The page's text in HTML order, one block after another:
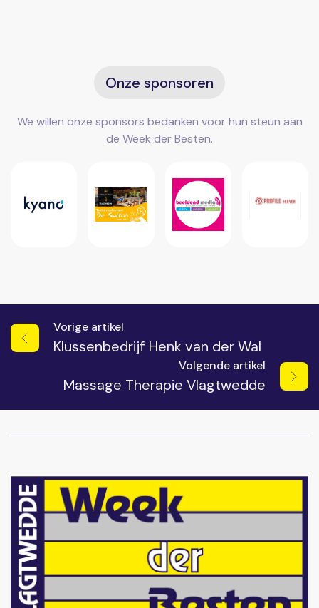
Onze sponsoren
We willen onze sponsors bedanken voor hun steun aan
de Week der Besten.
Vorige artikel
Klussenbedrijf Henk van der Wal
Volgende artikel
Massage Therapie Vlagtwedde